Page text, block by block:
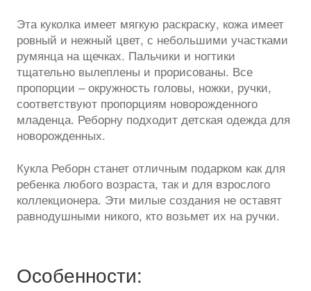
Эта куколка имеет мягкую раскраску, кожа имеет
ровный и нежный цвет, с небольшими участками
румянца на щечках. Пальчики и ногтики
тщательно вылеплены и прорисованы. Все
пропорции – окружность головы, ножки, ручки,
соответствуют пропорциям новорожденного
младенца. Реборну подходит детская одежда для
новорожденных.
Кукла Реборн станет отличным подарком как для
ребенка любого возраста, так и для взрослого
коллекционера. Эти милые создания не оставят
равнодушными никого, кто возьмет их на ручки.
Особенности: